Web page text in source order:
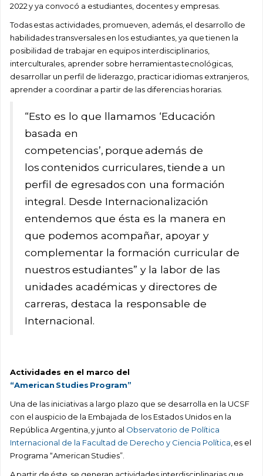
2022 y ya convocó a estudiantes, docentes y empresas.
Todas estas actividades, promueven, además, el desarrollo de
habilidades transversales en los estudiantes, ya que tienen la
posibilidad de trabajar en equipos interdisciplinarios,
interculturales, aprender sobre herramientas tecnológicas,
desarrollar un perfil de liderazgo, practicar idiomas extranjeros,
aprender a coordinar a partir de las diferencias horarias.
“Esto es lo que llamamos ‘Educación
basada en
competencias’, porque además de
los contenidos curriculares, tiende a un
perfil de egresados con una formación
integral. Desde Internacionalización
entendemos que ésta es la manera en
que podemos acompañar, apoyar y
complementar la formación curricular de
nuestros estudiantes” y la labor de las
unidades académicas y directores de
carreras, destaca la responsable de
Internacional.
Actividades en el marco del
“American Studies Program”
Una de las iniciativas a largo plazo que se desarrolla en la UCSF
con el auspicio de la Embajada de los Estados Unidos en la
República Argentina, y junto al Observatorio de Política
Internacional de la Facultad de Derecho y Ciencia Política , es el
Programa “American Studies”.
A partir de éste, se generan actividades interdisciplinarias que